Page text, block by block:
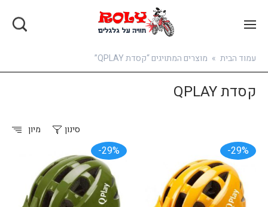
בואו להירשם
עמוד הבית » מוצרים המתויגים “קסדת QPLAY”
קסדת QPLAY
מיון סינון
29%-
29%-